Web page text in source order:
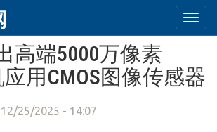
高端5000万像素
用CMOS图像传感器
25/2025 - 14:07